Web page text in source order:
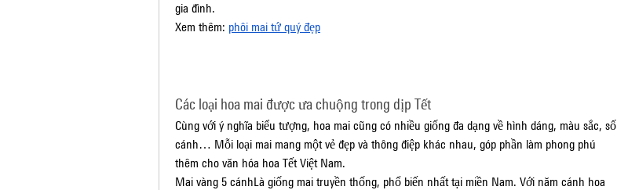
gia đình.
Xem thêm: phôi mai tứ quý đẹp
Các loại hoa mai được ưa chuộng trong dịp Tết
Cùng với ý nghĩa biểu tượng, hoa mai cũng có nhiều giống đa dạng về hình dáng, màu sắc, số
cánh… Mỗi loại mai mang một vẻ đẹp và thông điệp khác nhau, góp phần làm phong phú
thêm cho văn hóa hoa Tết Việt Nam.
Mai vàng 5 cánhLà giống mai truyền thống, phổ biến nhất tại miền Nam. Với năm cánh hoa